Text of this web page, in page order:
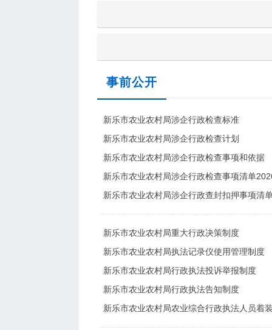
事前公开
新乐市农业农村局涉企行政检查标准
新乐市农业农村局涉企行政检查计划
新乐市农业农村局涉企行政检查事项和依据
新乐市农业农村局涉企行政检查事项清单
新乐市农业农村局涉企行政查封扣押事项清
新乐市农业农村局重大行政决策制度
新乐市农业农村局执法记录仪使用管理制度
新乐市农业农村局行政执法投诉举报制度
新乐市农业农村局行政执法告知制度
新乐市农业农村局农业综合行政执法人员着